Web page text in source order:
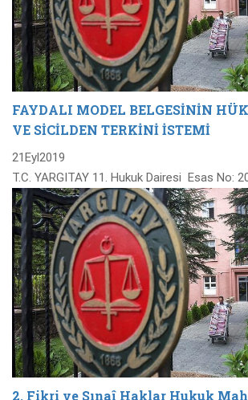
FAYDALI MODEL BELGESİNİN
VE SİCİLDEN TERKİNİ İSTEMİ
21 Eyl2019
T.C. YARGITAY 11. Hukuk Dairesi Esas No:
2. Fikri ve Sınaî Haklar Hukuk